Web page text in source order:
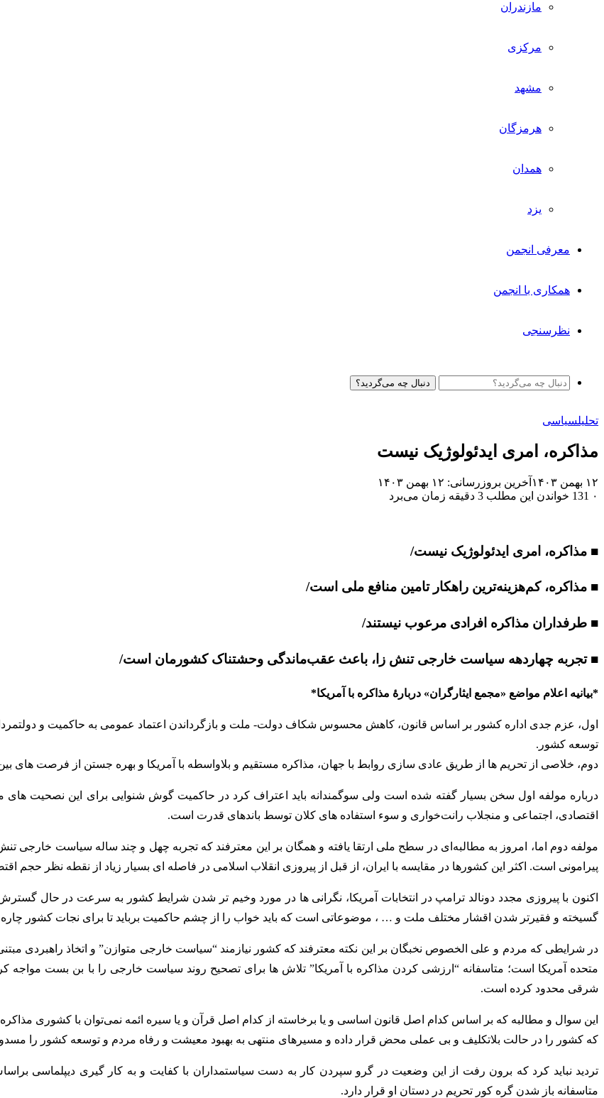
مازندران
مرکزی
مشهد
هرمزگان
همدان
یزد
معرفی انجمن
همکاری با انجمن
نظرسنجی
دنبال چه می‌گردید؟
تحلیلسیاسی
مذاکره، امری ایدئولوژیک نیست
۱۲ بهمن ۱۴۰۳
آخرین بروزرسانی: ۱۲ بهمن ۱۴۰۳
۰
خواندن این مطلب 3 دقیقه زمان می‌برد
■ مذاکره، امری ایدئولوژیک نیست/
■ مذاکره، کم‌هزینه‌ترین راهکار تامین منافع ملی است/
■ طرفداران مذاکره افرادی مرعوب نیستند/
■تجربه چهاردهه سیاست خارجی تنش زا، باعث عقب‌ماندگی وحشتناک کشورمان است/
*بیانیه اعلام مواضع «مجمع ایثارگران» دربارۀ مذاکره با آمریکا*
اول، عزم جدی اداره کشور بر اساس قانون، کاهش محسوس شکاف دولت- ملت و بازگرداندن اعتماد عمومی به حاکمیت و
توسعه کشور.
دوم، خلاصی از تحریم ها از طریق عادی سازی روابط با جهان، مذاکره مستقیم و بلاواسطه با آمریکا و بهره جستن از فرصت های
درباره مولفه اول سخن بسیار گفته شده است ولی سوگمندانه باید اعتراف کرد در حاکمیت گوش شنوایی برای این نصحیت
اقتصادی، اجتماعی و منجلاب رانت‌خواری و سوء استفاده های کلان توسط باندهای قدرت است.
مولفه دوم اما، امروز به مطالبه‌ای در سطح ملی ارتقا یافته و همگان بر این معترفند که تجربه چهل و چند ساله سیاست
پیرامونی است. اکثر این کشورها در مقایسه با ایران، از قبل از پیروزی انقلاب اسلامی در فاصله ای بسیار زیاد از نقطه نظر حجم
اکنون با پیروزی مجدد دونالد ترامپ در انتخابات آمریکا، نگرانی ها در مورد وخیم تر شدن شرایط کشور به سرعت در حال
گسیخته و فقیرتر شدن اقشار مختلف ملت و … ، موضوعاتی است که باید خواب را از چشم حاکمیت برباید تا برای نجات کشور چاره
در شرایطی که مردم و علی الخصوص نخبگان بر این نکته معترفند که کشور نیازمند “سیاست خارجی متوازن” و اتخاذ راهبردی
متحده آمریکا است؛ متاسفانه “ارزشی کردن مذاکره با آمریکا” تلاش ها برای تصحیح روند سیاست خارجی را با بن بست مواجه
شرقی محدود کرده است.
این سوال و مطالبه که بر اساس کدام اصل قانون اساسی و یا برخاسته از کدام اصل قرآن و یا سیره ائمه نمی‌توان با کشوری
که کشور را در حالت بلاتکلیف و بی عملی محض قرار داده و مسیرهای منتهی به بهبود معیشت و رفاه مردم و توسعه کشور را
تردید نباید کرد که برون رفت از این وضعیت در گرو سپردن کار به دست سیاستمداران با کفایت و به کار گیری دیپلماسی
متاسفانه باز شدن گره کور تحریم در دستان او قرار دارد.